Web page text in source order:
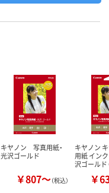
キヤノン 写真用紙・
光沢ゴールド
￥807～（税込）
キヤノン
用紙 イン
沢ゴール
￥